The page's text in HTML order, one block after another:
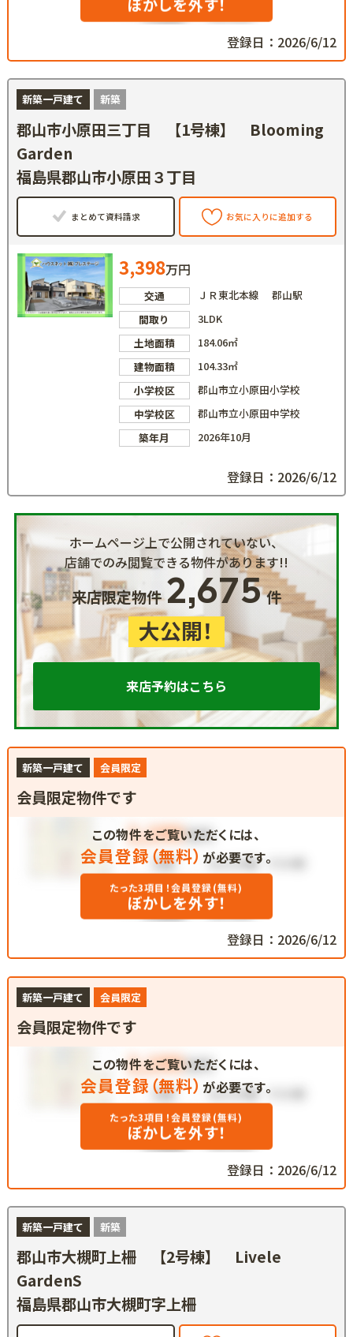
ぼかしを外す！
登録日：2026/6/12
新築一戸建て 新築
郡山市小原田三丁目 【1号棟】 Blooming
Garden
福島県郡山市小原田３丁目
まとめて資料請求 お気に入りに追加する
3,398万円
交通
ＪＲ東北本線 郡山駅
間取り
3LDK
土地面積
184.06㎡
建物面積
104.33㎡
小学校区
郡山市立小原田小学校
中学校区
郡山市立小原田中学校
築年月
2026年10月
登録日：2026/6/12
ホームページ上で公開されていない、
店舗でのみ閲覧できる物件があります!!
来店限定物件2,675件
大公開！
来店予約はこちら
新築一戸建て 会員限定
会員限定物件です
この物件をご覧いただくには、
会員登録（無料） が必要です。
たった3項目！会員登録(無料)
ぼかしを外す！
登録日：2026/6/12
新築一戸建て 会員限定
会員限定物件です
この物件をご覧いただくには、
会員登録（無料） が必要です。
たった3項目！会員登録(無料)
ぼかしを外す！
登録日：2026/6/12
新築一戸建て 新築
郡山市大槻町上柵 【2号棟】 Livele
GardenS
福島県郡山市大槻町字上柵